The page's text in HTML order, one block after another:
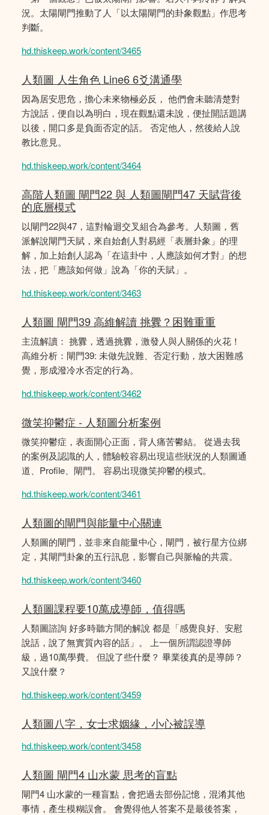
況。太陽閘門推動了人「以太陽閘門的卦象觀點」作思考
判斷。
hd.thiskeep.work/content/3465
人類圖 人生角色 Line6 6爻溝通學
因為居安思危，擔心未來物極必反， 他們會未聽清楚對
方說話，便自以為明白，現在觀點還未說，便扯開話題講
以後，開口多是負面否定的話。 否定他人，然後給人說
教比意見。
hd.thiskeep.work/content/3464
高階人類圖 閘門22 與 人類圖閘門47 天賦背後
的底層模式
以閘門22與47，這對輪迴交叉組合為參考。人類圖，舊
派解說閘門天賦，來自始創人對易經「表層卦象」的理
解，加上始創人認為「在這卦中，人應該如何才對」的想
法，把「應該如何做」說為「你的天賦」。
hd.thiskeep.work/content/3463
人類圖 閘門39 高維解讀 挑釁？困難重重
主流解讀： 挑釁，透過挑釁，激發人與人關係的火花！
高維分析：閘門39: 未做先說難、否定行動，放大困難感
覺，形成潑冷水否定的行為。
hd.thiskeep.work/content/3462
微笑抑鬱症 - 人類圖分析案例
微笑抑鬱症，表面開心正面，背人痛苦鬰結。 從過去我
的案例及認識的人，體驗較容易出現這些狀況的人類圖通
道、Profile、閘門。 容易出現微笑抑鬱的模式。
hd.thiskeep.work/content/3461
人類圖的閘門與能量中心關連
人類圖的閘門，並非來自能量中心，閘門，被行星方位綁
定，其閘門卦象的五行訊息，影響自己與脈輪的共震。
hd.thiskeep.work/content/3460
人類圖課程要10萬成導師，值得嗎
人類圖諮詢 好多時聽方間的解說 都是「感覺良好、安慰
說話，說了無實質內容的話」。 上一個所謂認證導師
級，過10萬學費。 但說了些什麼？ 畢業後真的是導師？
又說什麼？
hd.thiskeep.work/content/3459
人類圖八字，女士求姻緣，小心被誤導
hd.thiskeep.work/content/3458
人類圖 閘門4 山水蒙 思考的盲點
閘門4 山水蒙的一種盲點，會把過去部份記憶，混淆其他
事情，產生模糊誤會。 會覺得他人答案不是最後答案，